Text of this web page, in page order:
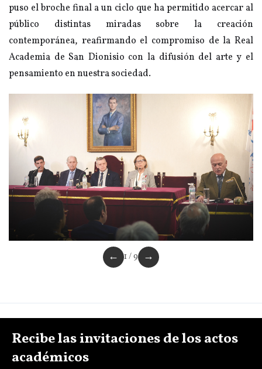
puso el broche final a un ciclo que ha permitido acercar al
público distintas miradas sobre la creación
contemporánea, reafirmando el compromiso de la Real
Academia de San Dionisio con la difusión del arte y el
pensamiento en nuestra sociedad.
← 1 / 9 →
Recibe las invitaciones de los actos
académicos